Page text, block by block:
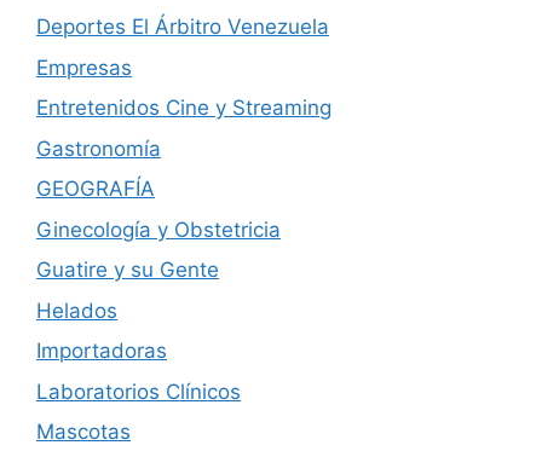
Deportes El Árbitro Venezuela
Empresas
Entretenidos Cine y Streaming
Gastronomía
GEOGRAFÍA
Ginecología y Obstetricia
Guatire y su Gente
Helados
Importadoras
Laboratorios Clínicos
Mascotas